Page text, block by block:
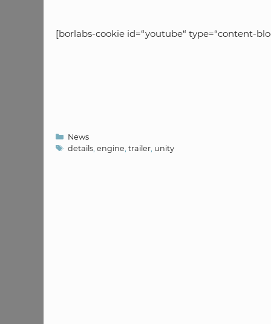
[borlabs-cookie id=“youtube“ type=“content-
Kategorien
News
Schlagwörter
details ,engine ,trailer unity